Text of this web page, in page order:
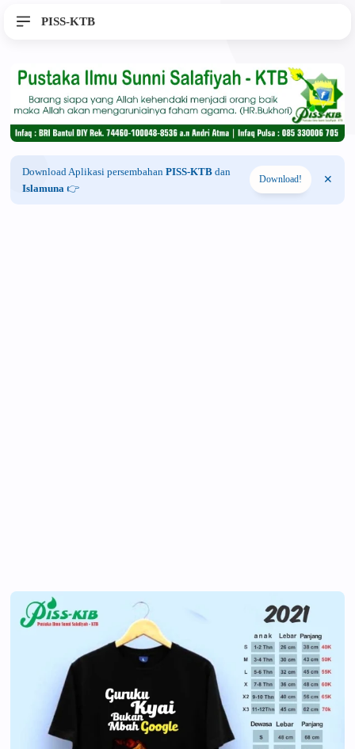
PISS-KTB
Download Aplikasi persembahan PISS-KTB dan
Islamuna 👉
Download!